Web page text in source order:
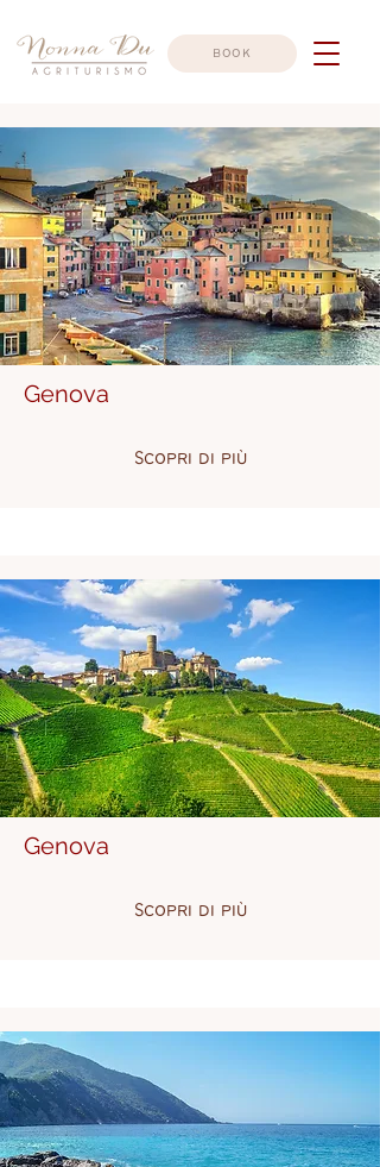
book
Genova
Scopri di più
Genova
Scopri di più